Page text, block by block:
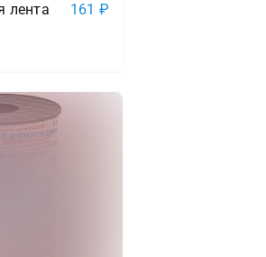
лента 161 ₽